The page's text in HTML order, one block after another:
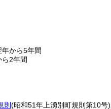
から5年間
2年間
則 (昭和51年上湧別町規則第10号)